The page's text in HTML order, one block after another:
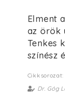
Elment
az örök
Tenkes
színész
Dr. Góg